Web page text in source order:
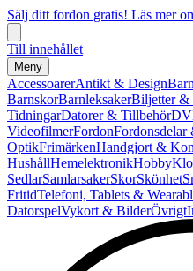
Sälj ditt fordon gratis! Läs mer
Till innehållet
Meny
AccessoarerAntikt & Design
BarnskorBarnleksakerBiljetter &
TidningarDatorer & Tillbehör
VideofilmerFordon
OptikFrimärkenHandgjort &
HushållHemelektronikHobby
SedlarSamlarsakerSkorSkönhet
FritidTelefoni, Tablets &
DatorspelVykort & BilderÖvrigt